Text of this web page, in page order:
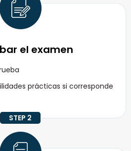
el examen
prácticas si corresponde
STEP 2